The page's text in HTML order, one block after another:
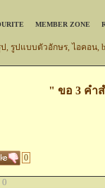
MEMBER ZONE
, รูปแบบตัวอักษร, ไอคอน,
" ขอ 3 คำ
0
0